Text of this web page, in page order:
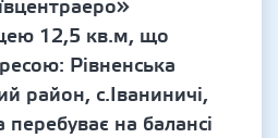
12,5 кв.м, що
Рівненська
район, с.Іваниничі,
на балансі